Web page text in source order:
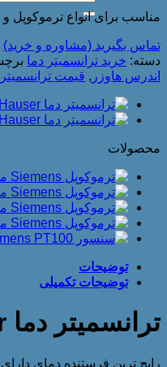
برای:
مناسب برای انواع ترموکوپل و RTD
تماس بگیرید (مشاوره و خرید)
دسته: خرید ترانسمیتر دما
اندرس هاوزر , قیمت
محصولات
توضیحات
توضیحات تکمیلی
ترانسمیتر دما Endress+Hauser مدل TMT82